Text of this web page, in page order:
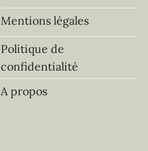
Mentions légales
Politique de
confidentialité
A propos